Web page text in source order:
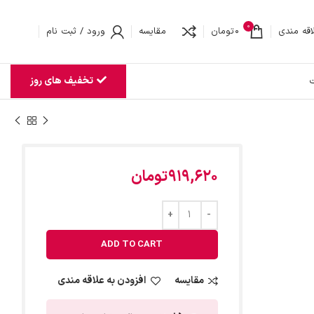
مندی 0
0تومان مقایسه ورود / ثبت نام
تخفیف های روز
919,620تومان
ADD TO CART
مقایسه افزودن به علاقه مندی